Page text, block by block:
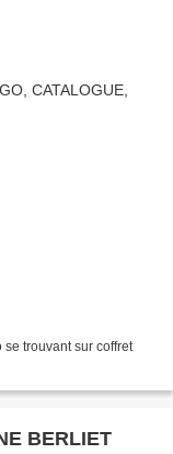
trouvant sur coffret
BERLIET